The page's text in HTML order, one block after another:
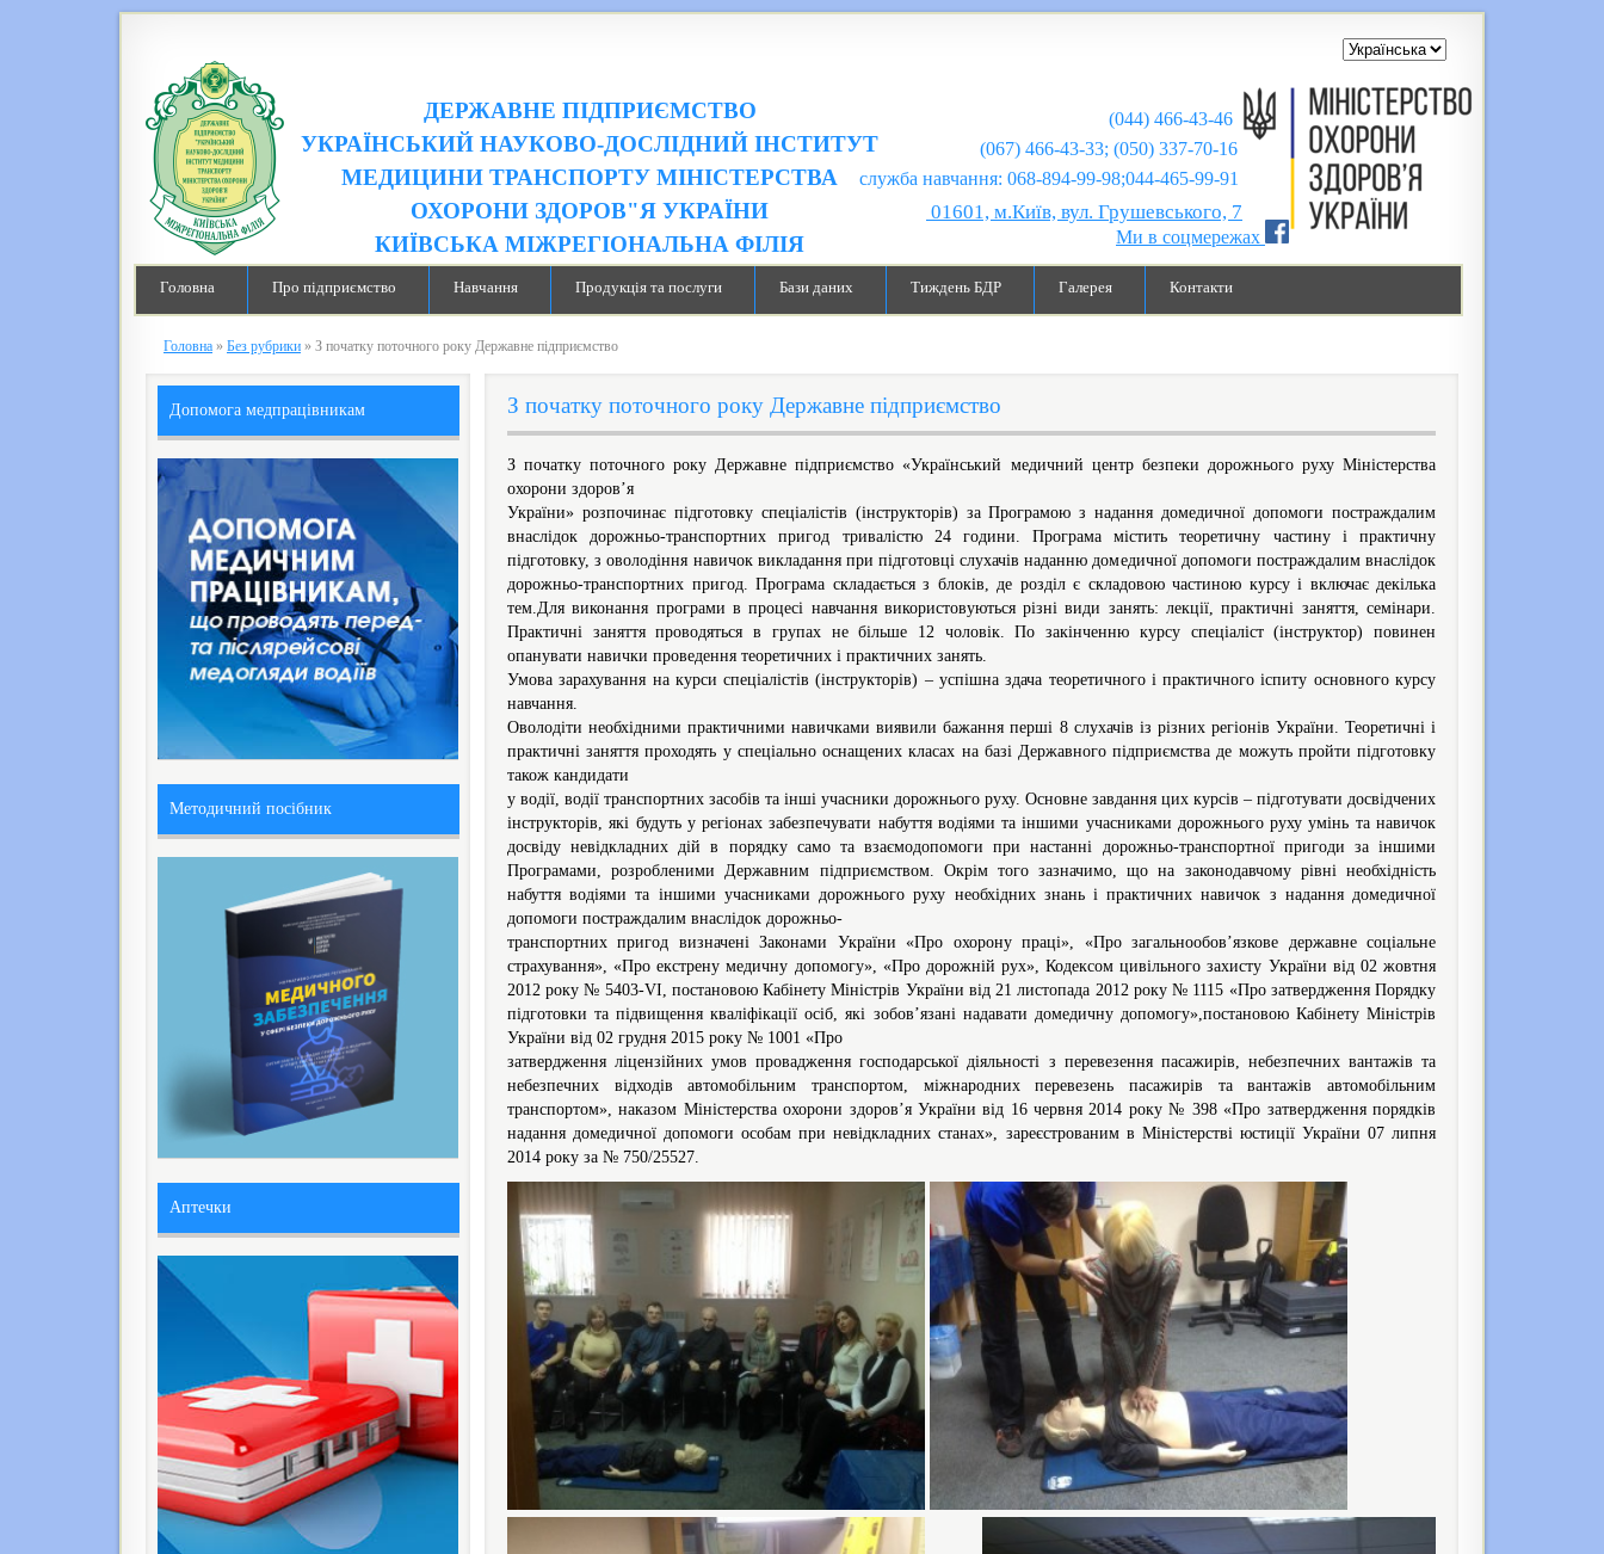
ДЕРЖАВНЕ ПІДПРИЄМСТВО
УКРАЇНСЬКИЙ НАУКОВО-ДОСЛІДНИЙ ІНСТИТУТ
МЕДИЦИНИ ТРАНСПОРТУ МІНІСТЕРСТВА
ОХОРОНИ ЗДОРОВ"Я УКРАЇНИ
КИЇВСЬКА МІЖРЕГІОНАЛЬНА ФІЛІЯ
(044) 466-43-46
(067) 466-43-33; (050) 337-70-16
служба навчання: 068-894-99-98;044-465-99-91
01601, м.Київ, вул. Грушевського, 7
Ми в соцмережах
Головна Про підприємство Навчання Продукція та послуги Бази даних Тиждень БДР Галерея Контакти
Головна » Без рубрики » З початку поточного року Державне підприємство
З початку поточного року Державне підприємство
З початку поточного року Державне підприємство «Український медичний центр безпеки дорожнього руху Міністерства
охорони здоров’я
України» розпочинає підготовку спеціалістів (інструкторів) за Програмою з надання домедичної допомоги постраждалим
внаслідок дорожньо-транспортних пригод тривалістю 24 години. Програма містить теоретичну частину і практичну
підготовку, з оволодіння навичок викладання при підготовці слухачів наданню домедичної допомоги постраждалим внаслідок
дорожньо-транспортних пригод. Програма складається з блоків, де розділ є складовою частиною курсу і включає декілька
тем.Для виконання програми в процесі навчання використовуються різні види занять: лекції, практичні заняття, семінари.
Практичні заняття проводяться в групах не більше 12 чоловік. По закінченню курсу спеціаліст (інструктор) повинен
опанувати навички проведення теоретичних і практичних занять.
Умова зарахування на курси спеціалістів (інструкторів) – успішна здача теоретичного і практичного іспиту основного курсу
навчання.
Оволодіти необхідними практичними навичками виявили бажання перші 8 слухачів із різних регіонів України. Теоретичні і
практичні заняття проходять у спеціально оснащених класах на базі Державного підприємства де можуть пройти підготовку
також кандидати
у водії, водії транспортних засобів та інші учасники дорожнього руху. Основне завдання цих курсів – підготувати досвідчених
інструкторів, які будуть у регіонах забезпечувати набуття водіями та іншими учасниками дорожнього руху умінь та навичок
досвіду невідкладних дій в порядку само та взаємодопомоги при настанні дорожньо-транспортної пригоди за іншими
Програмами, розробленими Державним підприємством. Окрім того зазначимо, що на законодавчому рівні необхідність
набуття водіями та іншими учасниками дорожнього руху необхідних знань і практичних навичок з надання домедичної
допомоги постраждалим внаслідок дорожньо-
транспортних пригод визначені Законами України «Про охорону праці», «Про загальнообов’язкове державне соціальне
страхування», «Про екстрену медичну допомогу», «Про дорожній рух», Кодексом цивільного захисту України від 02 жовтня
2012 року № 5403-VI, постановою Кабінету Міністрів України від 21 листопада 2012 року № 1115 «Про затвердження Порядку
підготовки та підвищення кваліфікації осіб, які зобов’язані надавати домедичну допомогу»,постановою Кабінету Міністрів
України від 02 грудня 2015 року № 1001 «Про
затвердження ліцензійних умов провадження господарської діяльності з перевезення пасажирів, небезпечних вантажів та
небезпечних відходів автомобільним транспортом, міжнародних перевезень пасажирів та вантажів автомобільним
транспортом», наказом Міністерства охорони здоров’я України від 16 червня 2014 року № 398 «Про затвердження порядків
надання домедичної допомоги особам при невідкладних станах», зареєстрованим в Міністерстві юстиції України 07 липня
2014 року за № 750/25527.
Допомога медпрацівникам
Методичний посібник
Аптечки